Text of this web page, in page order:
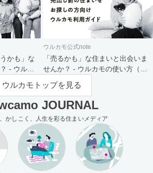
かも」な
- ウルカ
ウルカモ公式note
「売るかも」な住まいと出会いま
せんか？ - ウルカモの使い方（買
主さま向け）
ウルカモトップを見る
JOURNAL
かしこく、人生を彩る住まいメディア